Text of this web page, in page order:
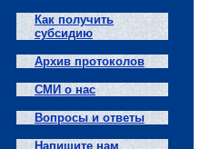
Как получить
субсидию
Архив протоколов
СМИ о нас
Вопросы и ответы
Напишите нам